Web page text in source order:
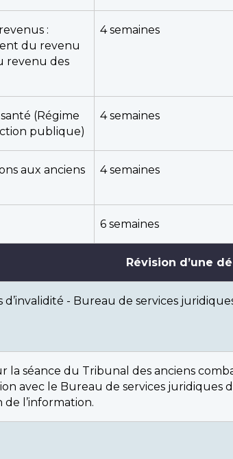
:
du revenu
revenu des
4 semaines
(Régime
publique)
4 semaines
aux anciens
4 semaines
6 semaines
Révision d’une
- Bureau de services
la séance du Tribunal des anciens
avec le Bureau de services juridiques
l’information.